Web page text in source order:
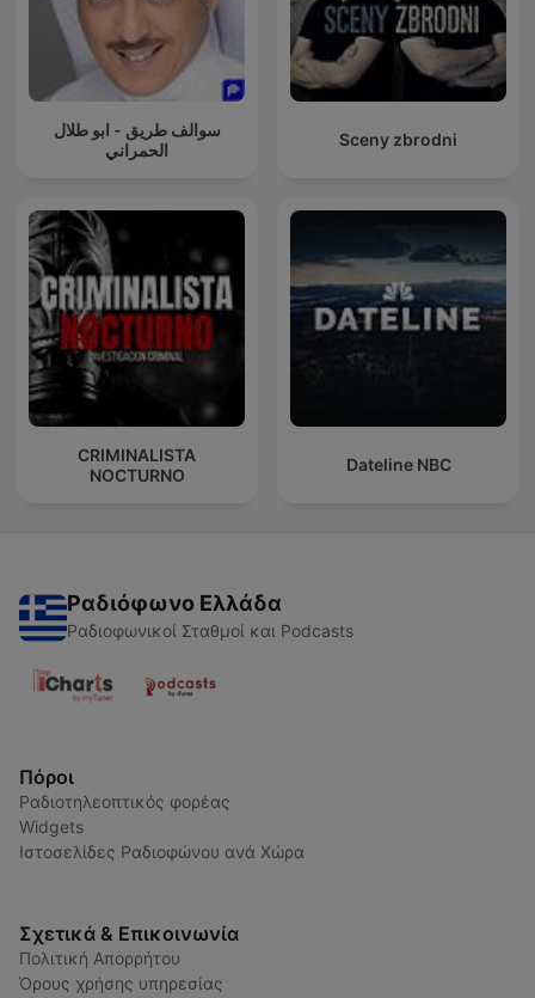
سوالف طريق - ابو طلال
الحمراني
Sceny zbrodni
CRIMINALISTA
NOCTURNO
Dateline NBC
Ραδιόφωνο Ελλάδα
Ραδιοφωνικοί Σταθμοί και Podcasts
Πόροι
Ραδιοτηλεοπτικός φορέας
Widgets
Ιστοσελίδες Ραδιοφώνου ανά Χώρα
Σχετικά & Επικοινωνία
Πολιτική Απορρήτου
Όρους χρήσης υπηρεσίας